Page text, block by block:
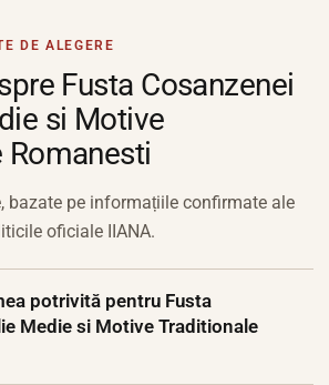
DE ALEGERE
Fusta Cosanzenei
si Motive
bazate pe informațiile confirmate ale
oficiale IIANA.
potrivită pentru Fusta
Medie si Motive Traditionale